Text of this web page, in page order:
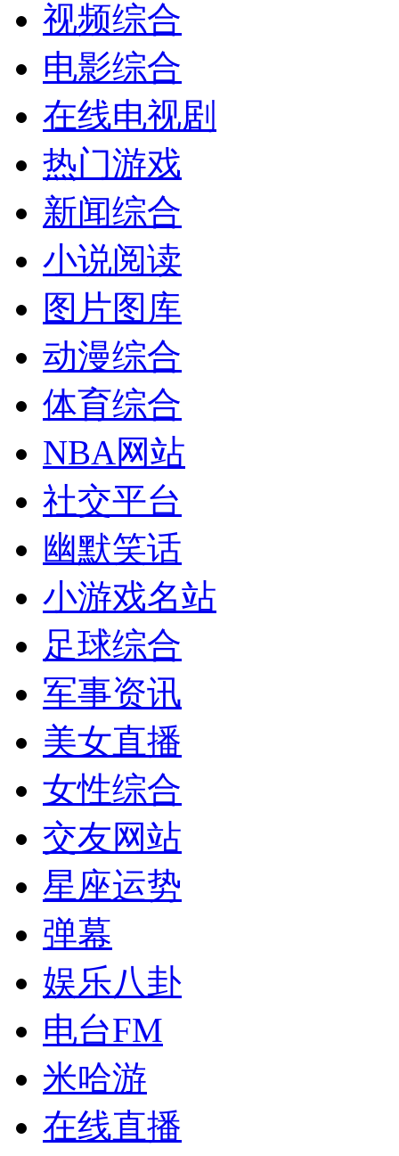
视频综合
电影综合
在线电视剧
热门游戏
新闻综合
小说阅读
图片图库
动漫综合
体育综合
NBA网站
社交平台
幽默笑话
小游戏名站
足球综合
军事资讯
美女直播
女性综合
交友网站
星座运势
弹幕
娱乐八卦
电台FM
米哈游
在线直播